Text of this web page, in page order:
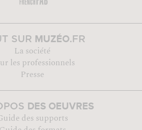
SUR MUZÉO.FR
La société
les professionnels
Presse
DES OEUVRES
des supports